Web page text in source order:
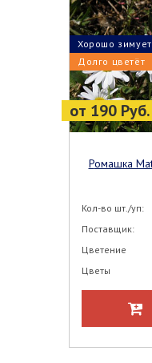
от 190 Руб.
Долго цветёт
Хорошо зимует
Ромашка Matricāria chamomīlla Sans-
Кол-во шт./уп:
Поставщик:
Цветение
Цветы